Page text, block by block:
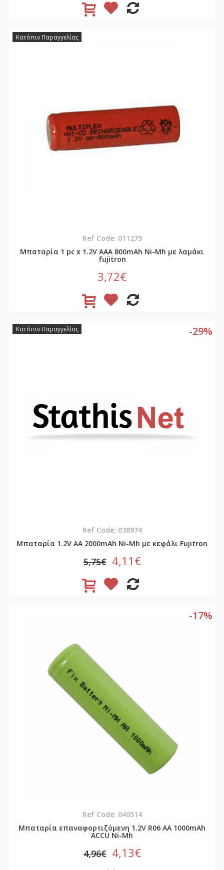
Κατόπιν Παραγγελίας
Ref Code: 011275
Μπαταρία 1 pc x 1.2V AAA 800mAh Νi-Mh με λαμάκι
fujitron
3,72€
-29%
Κατόπιν Παραγγελίας
Ref Code: 038974
Μπαταρία 1.2V AA 2000mAh Ni-Mh με κεφάλι Fujitron
5,75€ 4,11€
-17%
Ref Code: 040514
Μπαταρία επαναφορτιζόμενη 1.2V R06 AA 1000mAh
ACCU Νi-Mh
4,96€ 4,13€